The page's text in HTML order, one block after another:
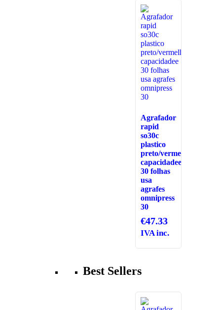
Agrafador
rapid
so30c
plastico
preto/vermelho
capacidadee
30 folhas
usa
agrafes
omnipress
30
€47.33
IVA inc.
Best Sellers